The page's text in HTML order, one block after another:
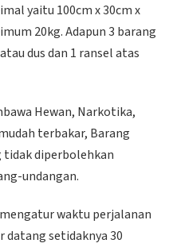
yaitu 100cm x 30cm x
20kg. Adapun 3 barang
dus dan 1 ransel atas
Hewan, Narkotika,
terbakar, Barang
tidak diperbolehkan
undangan.
waktu perjalanan
datang setidaknya 30